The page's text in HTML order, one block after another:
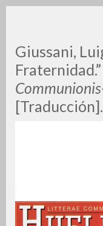
Giussani,
Fraternidad.”
[Traducción].